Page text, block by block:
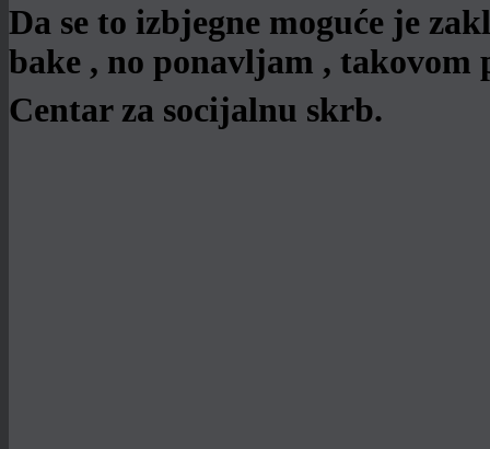
Da se to izbjegne moguće je
bake , no ponavljam ,
Centar za socijalnu skrb.